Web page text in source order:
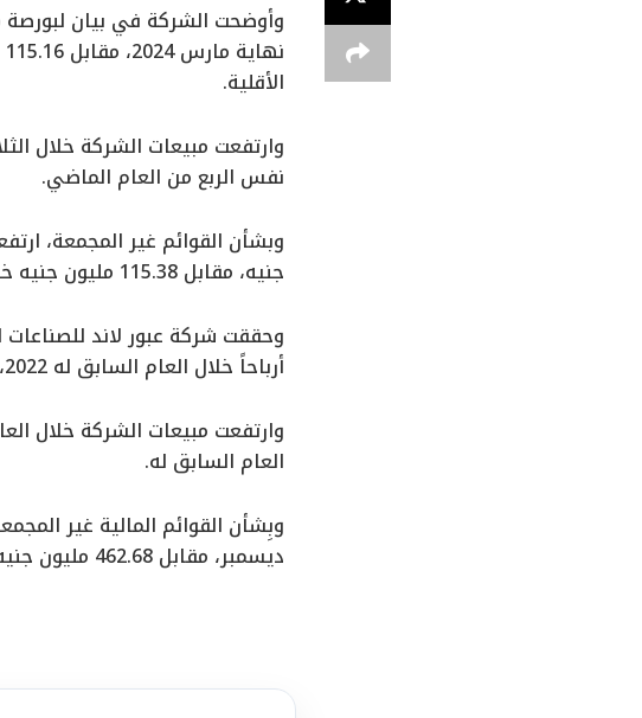
الأقلية.
نفس الربع من العام الماضي.
جنيه، مقابل 115.38 مليون جنيه خلال نفس الفترة من العام الماضي.
أرباحاً خلال العام السابق له 2022، مع الأخذ في الاعتبار حقوق الأقلية.
العام السابق له.
ديسمبر، مقابل 462.68 مليون جنيه خلال 2022.